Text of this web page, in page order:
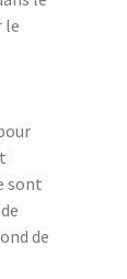
le
sont
de